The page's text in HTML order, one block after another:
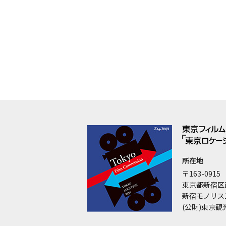
所在地
〒163-0915
東京都新宿
新宿モノリ
(公財)東京観